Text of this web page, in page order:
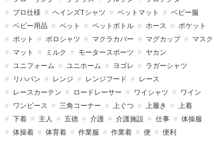
プロ仕様
ヘインズTシャツ ベットマット
ベビー服
ベビー用品
ペット ペットボトル ホース
ポケット
ポット
ポロシャツ マクラカバー マグカップ
マスク
マット
ミルク モータースポーツ
ヤカン
ユニフォーム
ユニホーム ヨゴレ
ラガーシャツ
リハパン
レンジ レンジフード
レース
レースカーテン
ロードレーサー ワイシャツ
ワイン
ワンピース
三角コーナー 上ぐつ 上履き
上着
下着
主人 五徳 介護 介護施設 仕事
体操服
体操着
体育着 作業服 作業着 便
便利